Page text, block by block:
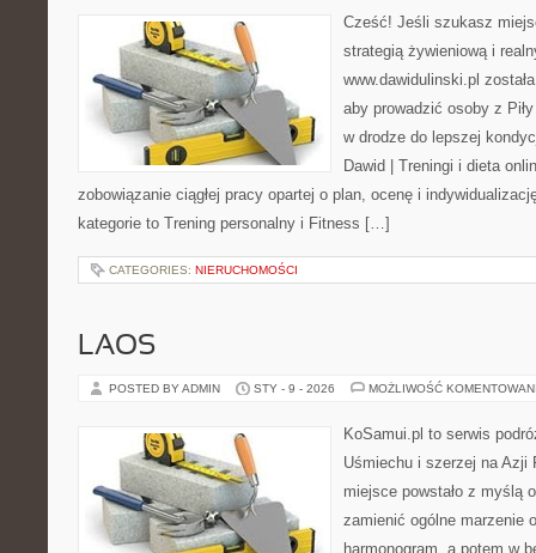
Cześć! Jeśli szukasz
strategią żywieniową i
www.dawidulinski.pl
aby prowadzić osoby z
w drodze do lepszej
Dawid | Treningi i dieta
zobowiązanie ciągłej pracy opartej o plan, ocenę i
kategorie to Trening personalny i Fitness […]
CATEGORIES: NIERUCHOMOŚCI
LAOS
POSTED BY ADMIN STY - 9 - 2026 MOŻLIWOŚĆ
KoSamui.pl to serwis
Uśmiechu i szerzej na Azji
miejsce powstało z myślą
zamienić ogólne marzenie
harmonogram, a potem w